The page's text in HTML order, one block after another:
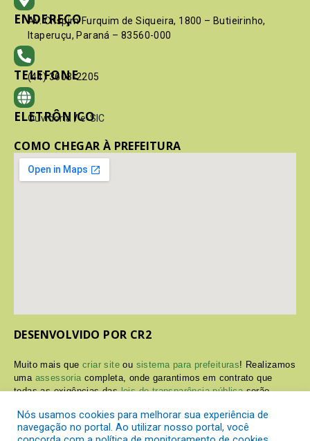
ENDEREÇO
Av. Crispim Furquim de Siqueira, 1800 – Butieirinho,
Itaperuçu, Paraná – 83560-000
TELEFONE
(41) 3603-2205
ELETRÔNICO
Ouvidoria / e-SIC
COMO CHEGAR À PREFEITURA
DESENVOLVIDO POR CR2
Muito mais quecriar site ou sistema para prefeituras! Realizamos
uma assessoriacompleta, onde garantimos em contrato que
todas as exigências dasleis de transparência públicaserão
Conheça oPNTPe oRadar da Transparência Pública
Nós usamos cookies para melhorar sua experiência de
navegação no portal. Ao utilizar nosso portal, você